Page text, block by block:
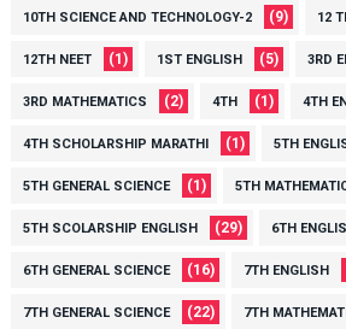
10TH SCIENCE AND TECHNOLOGY-2 (9) 12
12TH NEET (1) 1ST ENGLISH (5) 3RD
3RD MATHEMATICS (2) 4TH (1) 4TH
4TH SCHOLARSHIP MARATHI (1) 5TH
5TH GENERAL SCIENCE (1) 5TH
5TH SCOLARSHIP ENGLISH (29) 6TH
6TH GENERAL SCIENCE (16) 7TH ENGLISH
7TH GENERAL SCIENCE (22) 7TH